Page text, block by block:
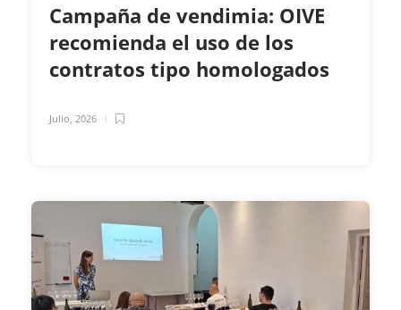
Campaña de vendimia: OIVE
recomienda el uso de los
contratos tipo homologados
Julio, 2026